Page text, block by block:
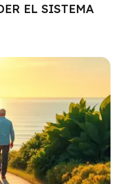
EL SISTEMA